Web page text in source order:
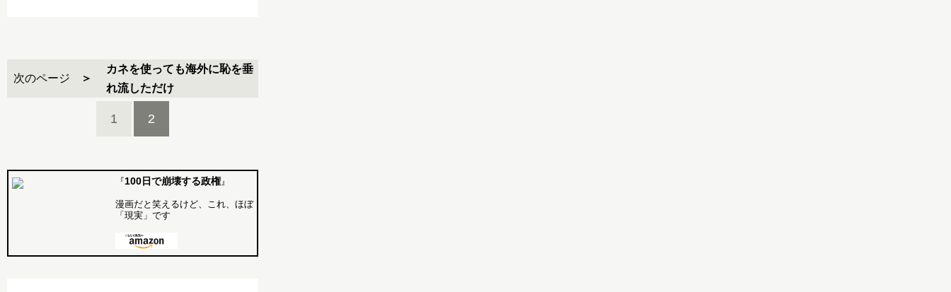
次のページ
カネを使っても海外に恥を垂
れ流しただけ
1 2
『100日で崩壊する政権』
漫画だと笑えるけど、これ、ほぼ
「現実」です